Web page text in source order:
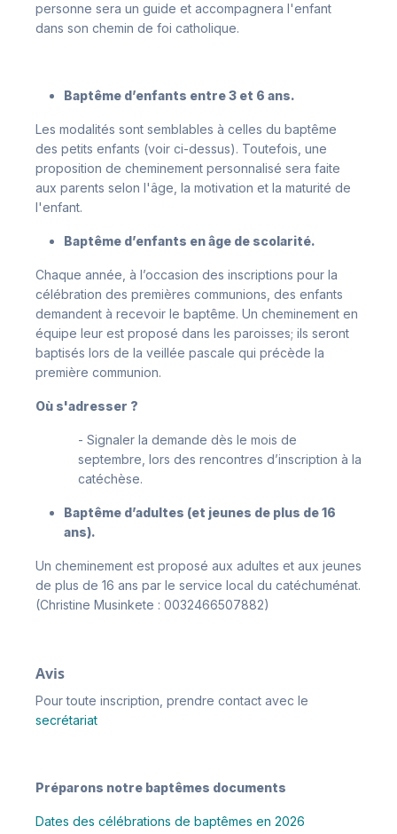
personne sera un guide et accompagnera l'enfant
dans son chemin de foi catholique.
Baptême d’enfants entre 3 et 6 ans.
Les modalités sont semblables à celles du baptême
des petits enfants (voir ci-dessus). Toutefois, une
proposition de cheminement personnalisé sera faite
aux parents selon l'âge, la motivation et la maturité de
l'enfant.
Baptême d’enfants en âge de scolarité.
Chaque année, à l’occasion des inscriptions pour la
célébration des premières communions, des enfants
demandent à recevoir le baptême. Un cheminement en
équipe leur est proposé dans les paroisses; ils seront
baptisés lors de la veillée pascale qui précède la
première communion.
Où s'adresser ?
- Signaler la demande dès le mois de
septembre, lors des rencontres d’inscription à la
catéchèse.
Baptême d’adultes (et jeunes de plus de 16
ans).
Un cheminement est proposé aux adultes et aux jeunes
de plus de 16 ans par le service local du catéchuménat.
(Christine Musinkete : 0032466507882)
Avis
Pour toute inscription, prendre contact avec le
secrétariat
Préparons notre baptêmes documents
Dates des célébrations de baptêmes en 2026